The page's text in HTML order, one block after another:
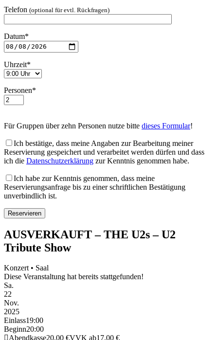
Telefon (optional für evtl. Rückfragen)
Datum*
Uhrzeit*
Personen*
Für Gruppen über zehn Personen nutze bitte dieses Formular!
Ich bestätige, dass meine Angaben zur Bearbeitung meiner
Reservierung gespeichert und verarbeitet werden dürfen und dass
ich die Datenschutzerklärung zur Kenntnis genommen habe.
Ich habe zur Kenntnis genommen, dass meine
Reservierungsanfrage bis zu einer schriftlichen Bestätigung
unverbindlich ist.
AUSVERKAUFT – THE U2s – U2
Tribute Show
Konzert • Saal
Diese Veranstaltung hat bereits stattgefunden!
Sa.
22
Nov.
2025
Einlass19:00
Beginn20:00
Abendkasse20,00 €VVK ab17,00 €